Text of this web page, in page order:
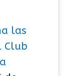
las
Club